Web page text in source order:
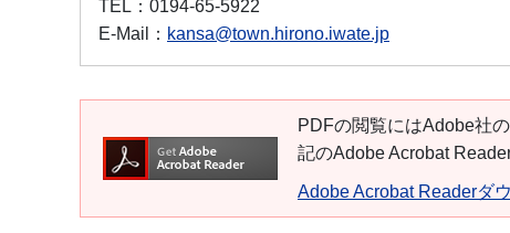
TEL： 0194-65-5922
E-Mail： kansa@town.hirono.iwate.jp
PDFの閲覧にはAdobe社
記のAdobe Acrobat
Adobe Acrobat Readerダ